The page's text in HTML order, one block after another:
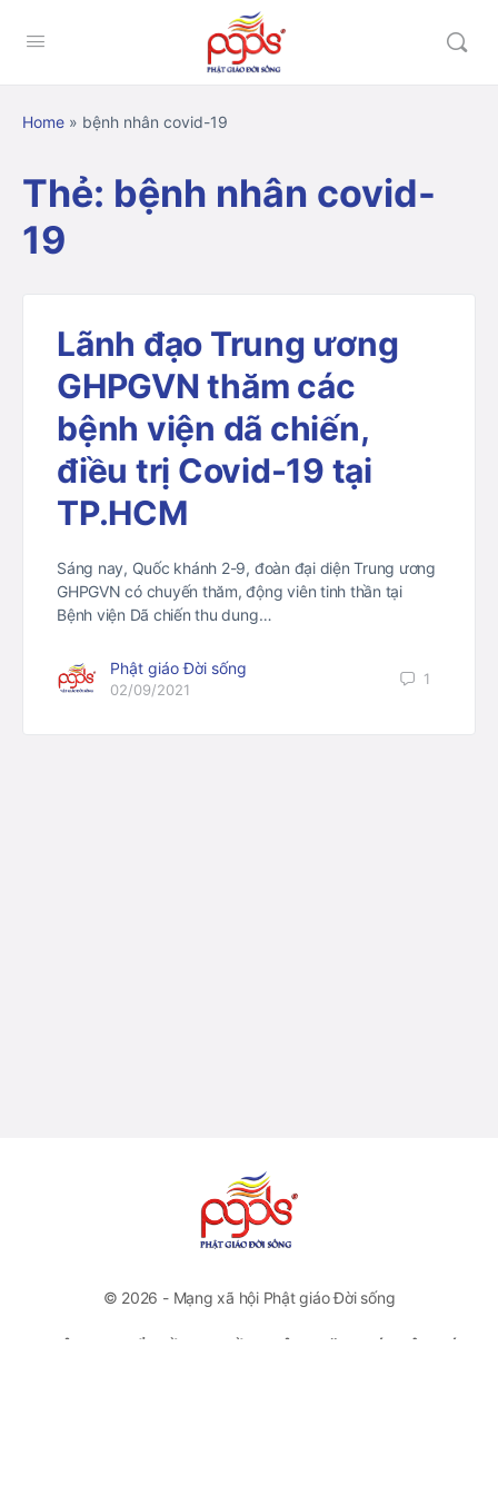
Home » bệnh nhân covid-19
Thẻ: bệnh nhân covid-
19
Lãnh đạo Trung ương
GHPGVN thăm các
bệnh viện dã chiến,
điều trị Covid-19 tại
TP.HCM
Sáng nay, Quốc khánh 2-9, đoàn đại diện Trung ương
GHPGVN có chuyến thăm, động viên tinh thần tại
Bệnh viện Dã chiến thu dung…
Phật giáo Đời sống
02/09/2021
1
© 2026 - Mạng xã hội Phật giáo Đời sống